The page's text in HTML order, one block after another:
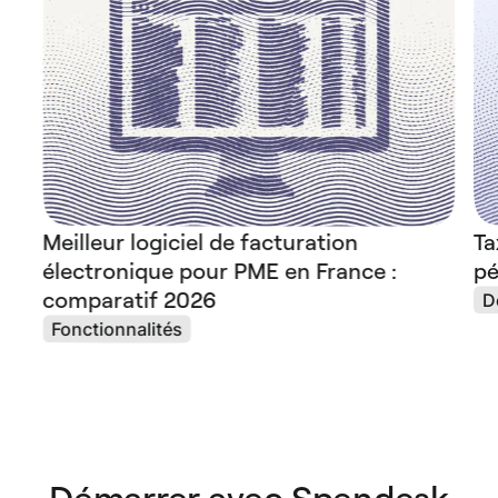
Meilleur logiciel de facturation
électronique pour PME en France :
comparatif 2026
Fonctionnalités